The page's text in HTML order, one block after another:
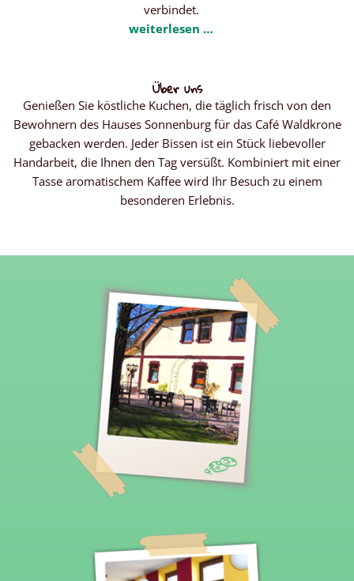
verbindet.
weiterlesen …
Über uns
Genießen Sie köstliche Kuchen, die täglich frisch von den
Bewohnern des Hauses Sonnenburg für das Café Waldkrone
gebacken werden. Jeder Bissen ist ein Stück liebevoller
Handarbeit, die Ihnen den Tag versüßt. Kombiniert mit einer
Tasse aromatischem Kaffee wird Ihr Besuch zu einem
besonderen Erlebnis.